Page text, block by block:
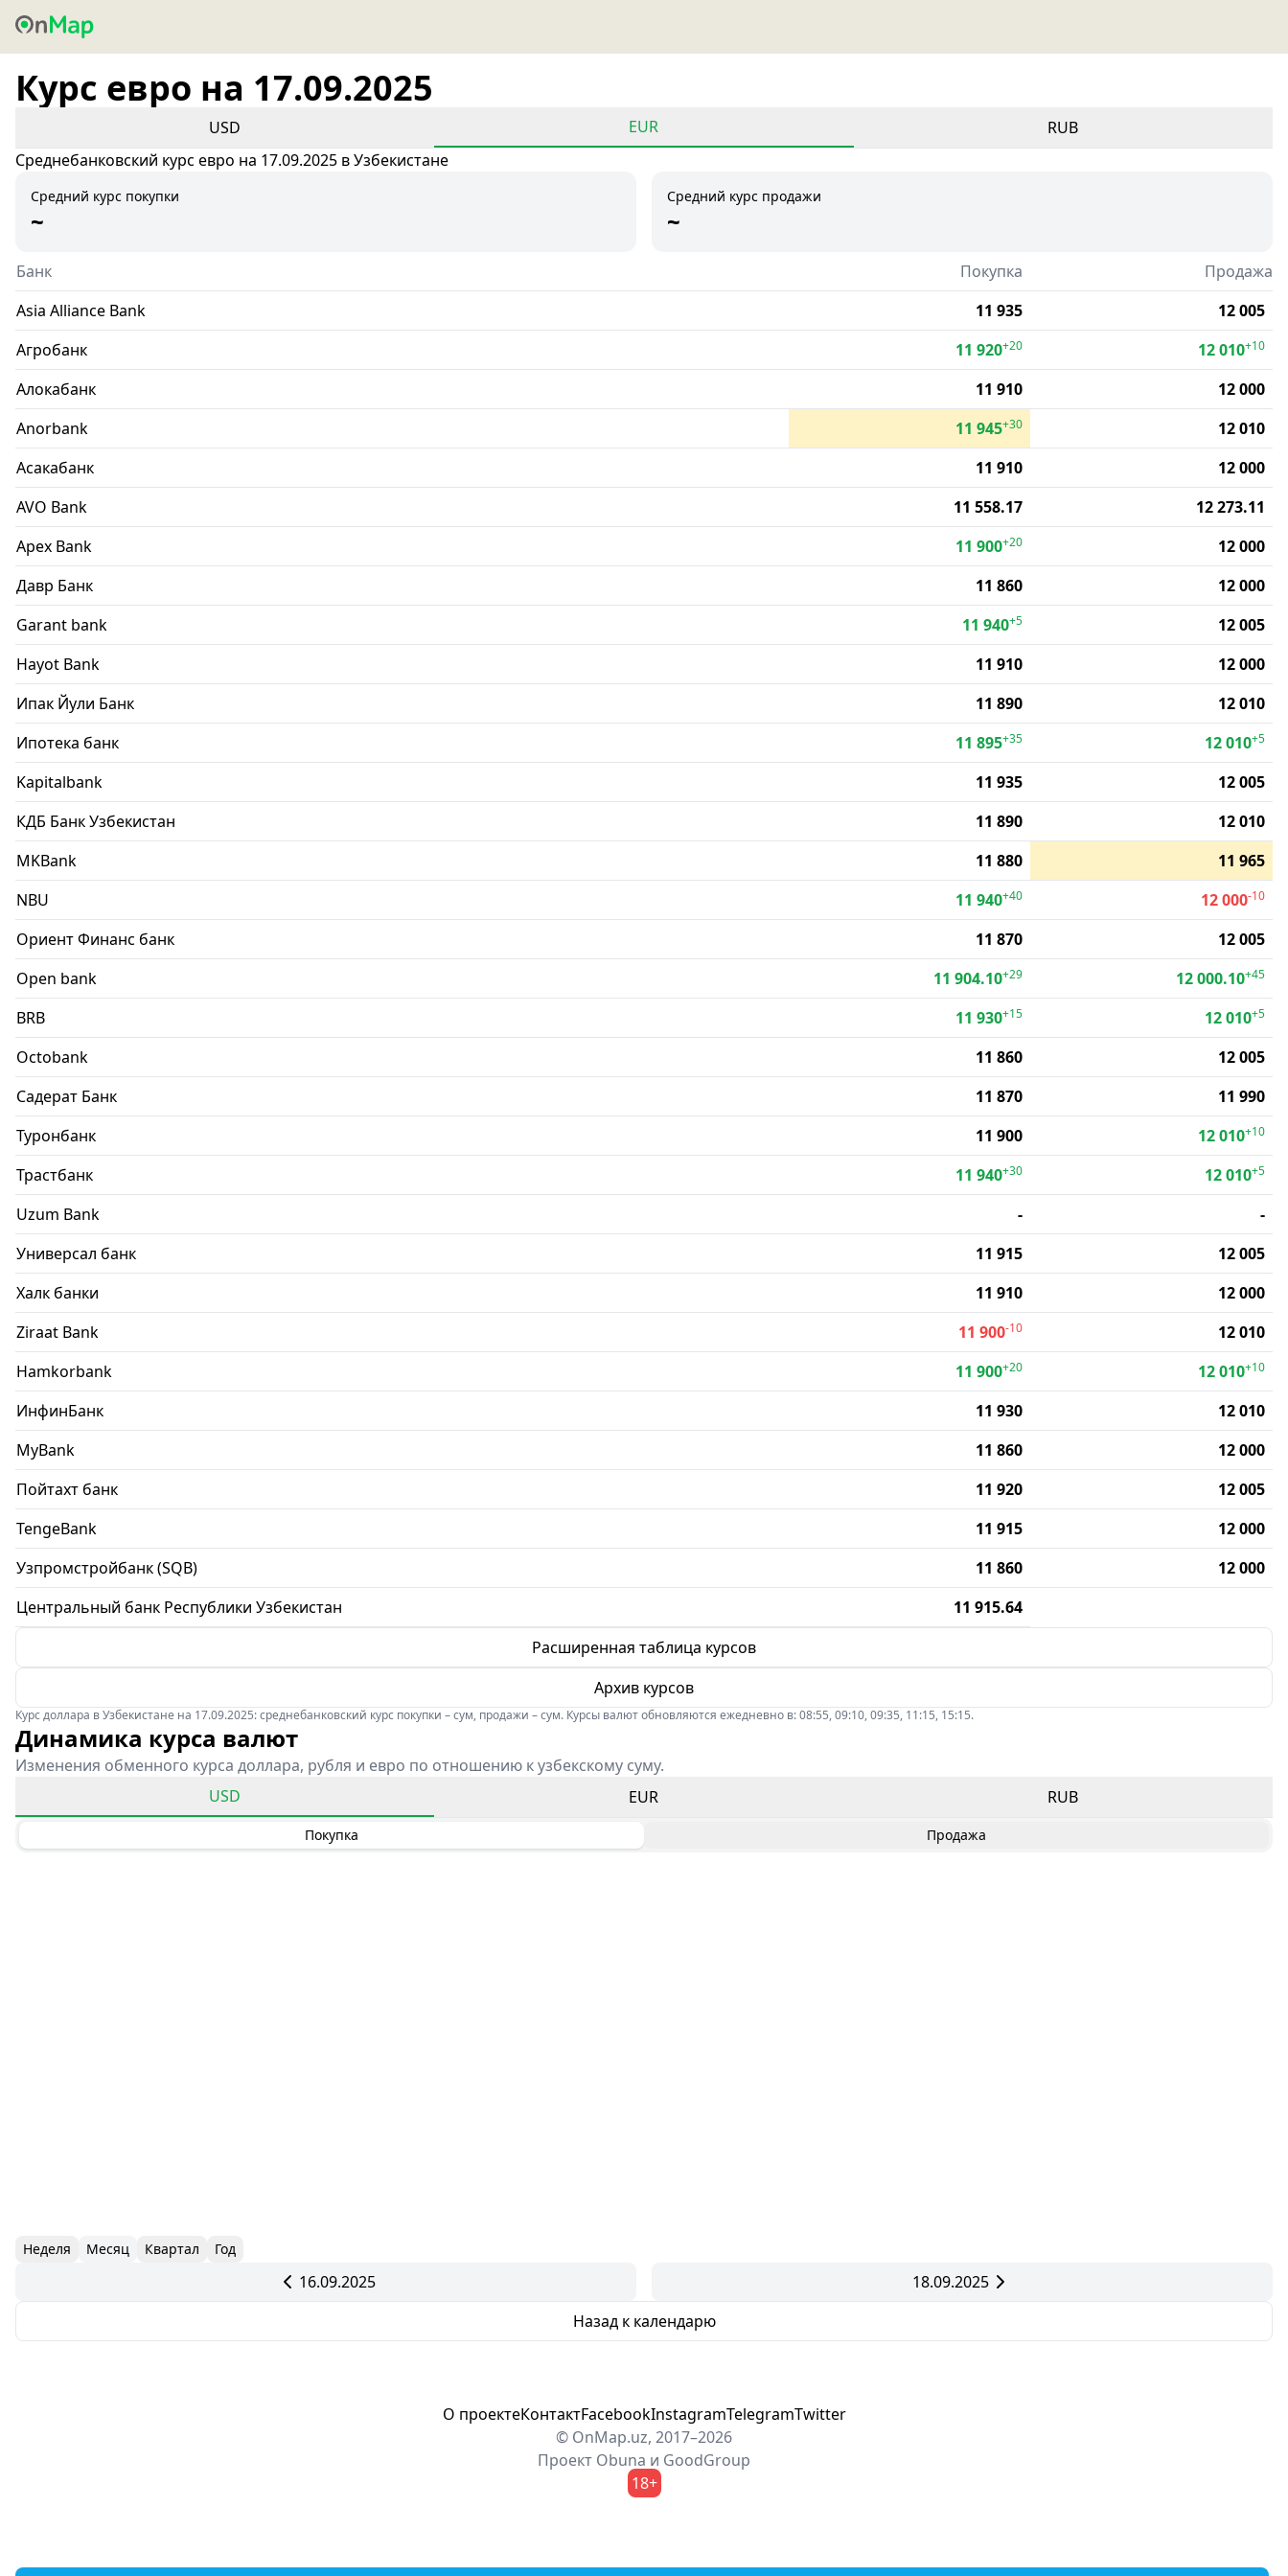
Курс евро на 17.09.2025
USD EUR
RUB
Среднебанковский курс евро на 17.09.2025 в Узбекистане
Средний курс покупки
~
Средний курс продажи
~
Банк Покупка
Продажа
Asia Alliance Bank
11 935
12 005
Агробанк
11 920+20 12 010+10
Алокабанк 11 910
12 000
Anorbank
11 945+30
12 010
Асакабанк
11 910
12 000
AVO Bank
11 558.17
12 273.11
Apex Bank
11 900+20
12 000
Давр Банк
11 860
12 000
Garant bank
11 940+5
12 005
Hayot Bank
11 910
12 000
Ипак Йули Банк
11 890
12 010
Ипотека банк
11 895+35 12 010+5
Kapitalbank 11 935
12 005
КДБ Банк Узбекистан
11 890
12 010
MKBank
11 880
11 965
NBU
11 940+40 12 000-10
Ориент Финанс банк 11 870
12 005
Open bank
11 904.10+29 12 000.10+45
BRB 11 930+15 12 010+5
Octobank 11 860
12 005
Садерат Банк
11 870
11 990
Туронбанк
11 900 12 010+10
Трастбанк 11 940+30 12 010+5
Uzum Bank -
-
Универсал банк
11 915
12 005
Халк банки
11 910
12 000
Ziraat Bank
11 900-10
12 010
Hamkorbank
11 900+20 12 010+10
ИнфинБанк 11 930
12 010
MyBank
11 860
12 000
Пойтахт банк
11 920
12 005
TengeBank
11 915
12 000
Узпромстройбанк (SQB)
11 860
12 000
Центральный банк Республики Узбекистан
11 915.64
Расширенная таблица курсов
Архив курсов
Курс доллара в Узбекистане на 17.09.2025: среднебанковский курс покупки – сум, продажи – сум. Курсы валют обновляются ежедневно в: 08:55, 09:10, 09:35, 11:15, 15:15.
Динамика курса валют
Изменения обменного курса доллара, рубля и евро по отношению к узбекскому суму.
USD
EUR RUB
Покупка Продажа
Неделя Месяц Квартал Год
16.09.2025
18.09.2025
Назад к календарю
О проектеКонтактFacebookInstagramTelegramTwitter
© OnMap.uz, 2017–2026
Проект Obuna и GoodGroup
18+